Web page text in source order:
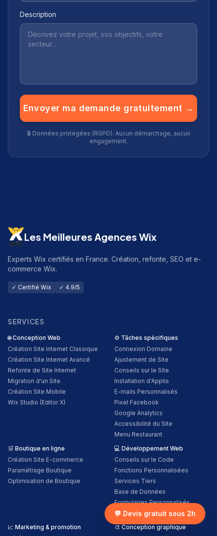
Description
Envoyer ma demande gratuitement →
🔒 Données protégées (RGPD). Aucun démarchage, aucun
engagement.
Les Meilleures Agences Wix
Experts Wix certifiés en France. Création, refonte, SEO et e-
commerce Wix.
✓ Certifié Wix ✓ 4.9/5
SERVICES
🌐 Conception Web
Création Site Internet Classique
Création Site Internet Avancé
Refonte de Site Internet
Migration d'un Site
Création Site Mobile
Wix Studio (Editor X)
⚙️ Tâches spécifiques
Connexion Domaine
Ajustement de Site
Conseils sur le Site
Installation d'Applis
E-mails Personnalisés
Pixel Facebook
Google Analytics
Accessibilité du Site
Menu Restaurant
🛒 Boutique en ligne
Création Site E-commerce
Paramétrage Boutique
Optimisation de Boutique
💻 Développement Web
Conseils sur le Code
Fonctions Personnalisées
Services Tiers
Base de Données
Formulaires Personnalisés
Conception Personnalisée
📈 Marketing & promotion
🎨 Conception graphique
💬 Devis gratuit sous 2h